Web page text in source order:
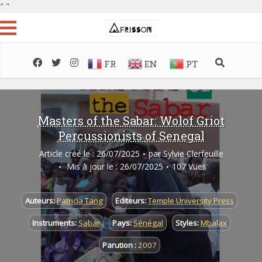
" "
FR EN PT
Masters of the Sabar: Wolof Griot
Percussionists of Senegal
Article créé le : 26/07/2025 par Sylvie Clerfeuille
Mis à jour le : 26/07/2025
107 Vues
Auteurs:Patricia Tang Editeurs:Temple University Press
Instruments:Sabar Pays:Sénégal Styles:Mbalax
Parution :2007